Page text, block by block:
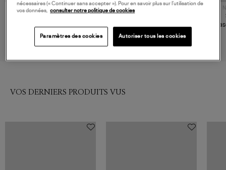
70,00 € 60,00 €
VOS DERNIERS PRODUITS VUS
nécessaires (« Continuer sans accepter »). Pour en savoir plus sur l’utilisation de
vos données, consulter notre politique de cookies
Paramètres des cookies Autoriser tous les cookies